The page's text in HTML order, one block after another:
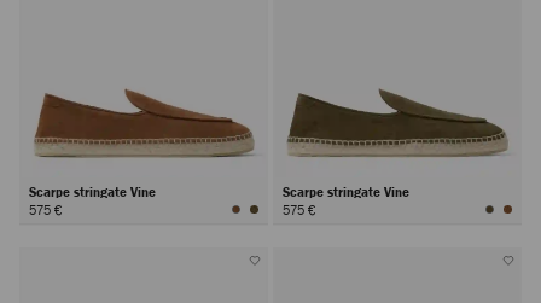
Scarpe stringate Vine
575 €
Scarpe stringate Vine
575 €